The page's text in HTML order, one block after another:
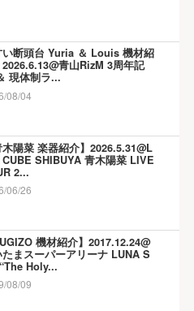
い断頭台 Yuria ＆ Louis 機材紹
青山RizM 3周年記
現体制ラ...
08/04
木陽菜 楽器紹介】2026.5.31@L
SHIBUYA 青木陽菜 LIVE
2...
06/26
機材紹介】2017.12.24@
たまスーパーアリーナ LUNA S
Holy...
08/09